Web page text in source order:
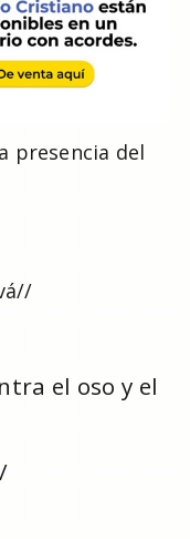
presencia del
el oso y el